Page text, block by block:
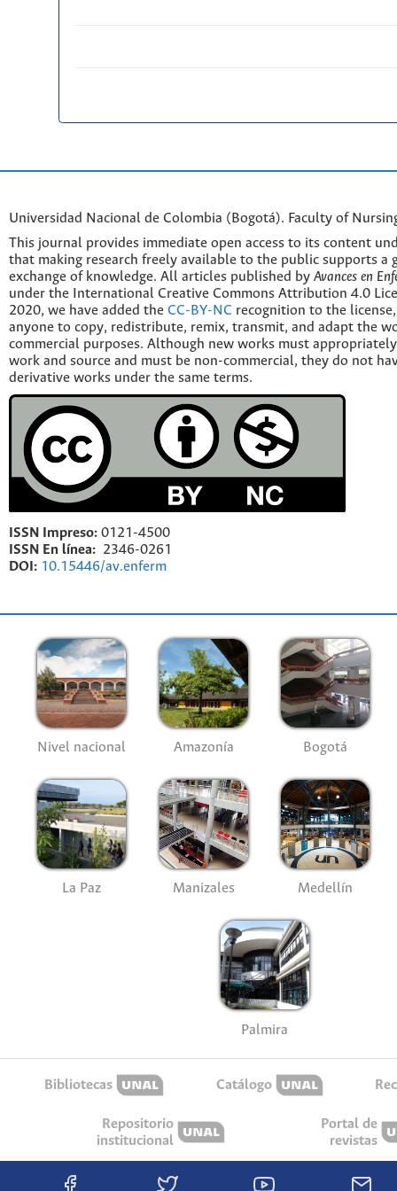
Universidad Nacional de Colombia (Bogotá). Faculty of
This journal provides immediate open access to its content
that making research freely available to the public supports a
exchange of knowledge. All articles published by Avances en
under the International Creative Commons Attribution 4.0
2020, we have added the CC-BY-NC recognition to the
anyone to copy, redistribute, remix, transmit, and adapt the
commercial purposes. Although new works must
work and source and must be non-commercial, they do not
derivative works under the same terms.
ISSN Impreso: 0121-4500
ISSN En línea: 2346-0261
DOI: 10.15446/av.enferm
Nivel nacional Amazonía Bogotá
La Paz Manizales Medellín
Palmira
Bibliotecas Catálogo
Repositorio
institucional
Portal de
revistas